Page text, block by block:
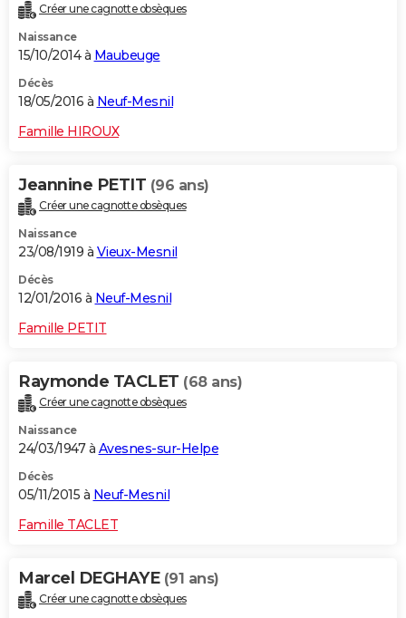
Créer une cagnotte obsèques
Naissance
15/10/2014 à Maubeuge
Décès
18/05/2016 à Neuf-Mesnil
Famille HIROUX
Jeannine PETIT (96 ans)
Créer une cagnotte obsèques
Naissance
23/08/1919 à Vieux-Mesnil
Décès
12/01/2016 à Neuf-Mesnil
Famille PETIT
Raymonde TACLET (68 ans)
Créer une cagnotte obsèques
Naissance
24/03/1947 à Avesnes-sur-Helpe
Décès
05/11/2015 à Neuf-Mesnil
Famille TACLET
Marcel DEGHAYE (91 ans)
Créer une cagnotte obsèques